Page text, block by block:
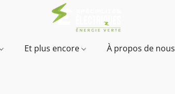
Et plus encore À propos de nous